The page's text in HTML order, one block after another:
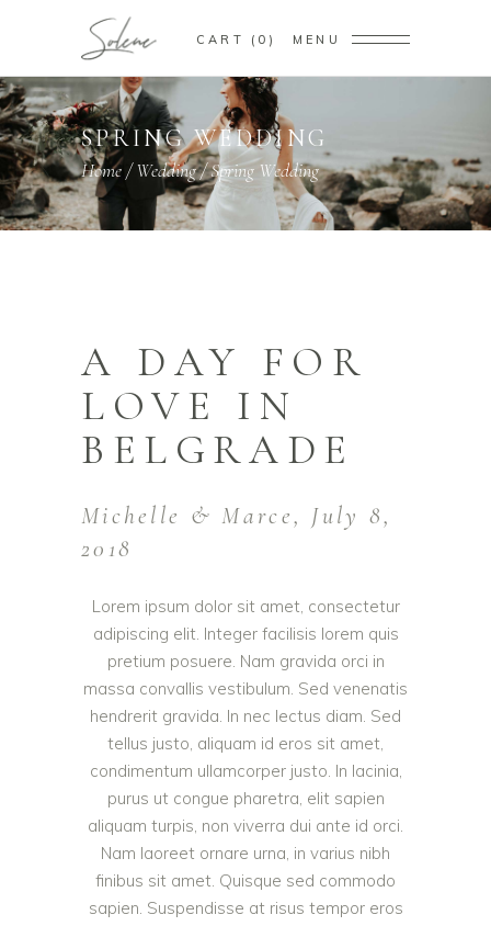
CART 0 MENU
SPRING WEDDING
Home/Wedding/Spring Wedding
A DAY FOR
LOVE IN
BELGRADE
Michelle & Marce, July 8,
2018
Lorem ipsum dolor sit amet, consectetur
adipiscing elit. Integer facilisis lorem quis
pretium posuere. Nam gravida orci in
massa convallis vestibulum. Sed venenatis
hendrerit gravida. In nec lectus diam. Sed
tellus justo, aliquam id eros sit amet,
condimentum ullamcorper justo. In lacinia,
purus ut congue pharetra, elit sapien
aliquam turpis, non viverra dui ante id orci.
Nam laoreet ornare urna, in varius nibh
finibus sit amet. Quisque sed commodo
sapien. Suspendisse at risus tempor eros